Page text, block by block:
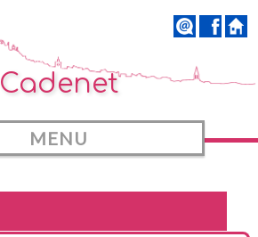
Cadenet
MENU